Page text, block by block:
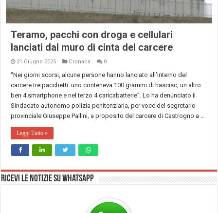
Teramo, pacchi con droga e cellulari
lanciati dal muro di cinta del carcere
21 Giugno 2025 Cronaca 0
“Nei giorni scorsi, alcune persone hanno lanciato all’interno del
carcere tre pacchetti: uno conteneva 100 grammi di hascisc, un altro
ben 4 smartphone e nel terzo 4 caricabatterie”. Lo ha denunciato il
Sindacato autonomo polizia penitenziaria, per voce del segretario
provinciale Giuseppe Pallini, a proposito del carcere di Castrogno a …
Leggi Tutto »
Ricevi le notizie su Whatsapp